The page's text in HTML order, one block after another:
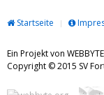
Startseite
Ein Projekt von
Copyright © 2015 SV